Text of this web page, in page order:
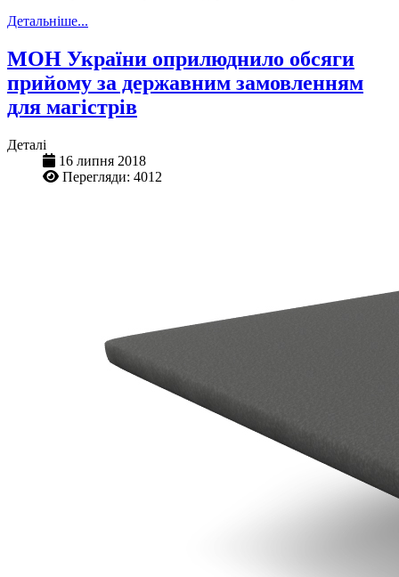
Детальніше...
МОН України оприлюднило обсяги
прийому за державним замовленням
для магістрів
Деталі
16 липня 2018
Перегляди: 4012